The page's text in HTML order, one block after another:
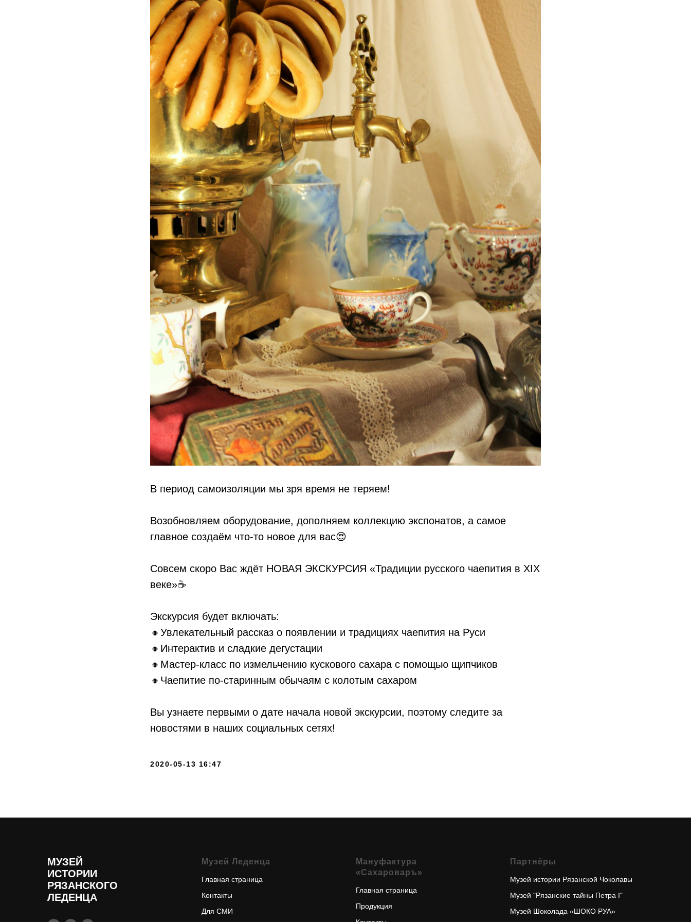
В период самоизоляции мы зря время не теряем!
Возобновляем оборудование, дополняем коллекцию экспонатов, а самое
главное создаём что-то новое для вас😍
Совсем скоро Вас ждёт НОВАЯ ЭКСКУРСИЯ «Традиции русского чаепития в XIX
веке»☕️
Экскурсия будет включать:
🔸Увлекательный рассказ о появлении и традициях чаепития на Руси
🔸Интерактив и сладкие дегустации
🔸Мастер-класс по измельчению кускового сахара с помощью щипчиков
🔸Чаепитие по-старинным обычаям с колотым сахаром
Вы узнаете первыми о дате начала новой экскурсии, поэтому следите за
новостями в наших социальных сетях!
2020-05-13 16:47
МУЗЕЙ
ИСТОРИИ
РЯЗАНСКОГО
ЛЕДЕНЦА
Музей Леденца
Главная страница
Контакты
Для СМИ
Мануфактура
«Сахароваръ»
Главная страница
Продукция
Партнёры
Музей истории Рязанской Чоколавы
Музей "Рязанские тайны Петра I"
Музей Шоколада «ШОКО РУА»